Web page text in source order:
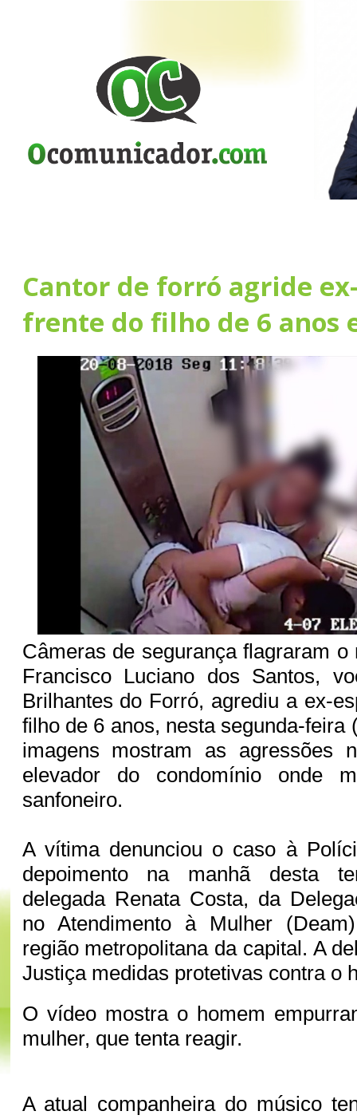
Cantor de forró agride
frente do filho de 6 anos
Câmeras de segurança flagraram
Francisco Luciano dos Santos,
Brilhantes do Forró, agrediu a ex-
filho de 6 anos, nesta segunda-feira
imagens mostram as agressões
elevador do condomínio onde
sanfoneiro.
A vítima denunciou o caso à
depoimento na manhã desta
delegada Renata Costa, da
no Atendimento à Mulher
região metropolitana da capital. A
Justiça medidas protetivas contra o
O vídeo mostra o homem
mulher, que tenta reagir.
A atual companheira do músico